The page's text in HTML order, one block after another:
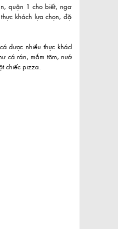
quận 1 cho biết, ngay
khách lựa chọn, đặc
được nhiều thực khách
cá rán, mắm tôm, nước
chiếc pizza.